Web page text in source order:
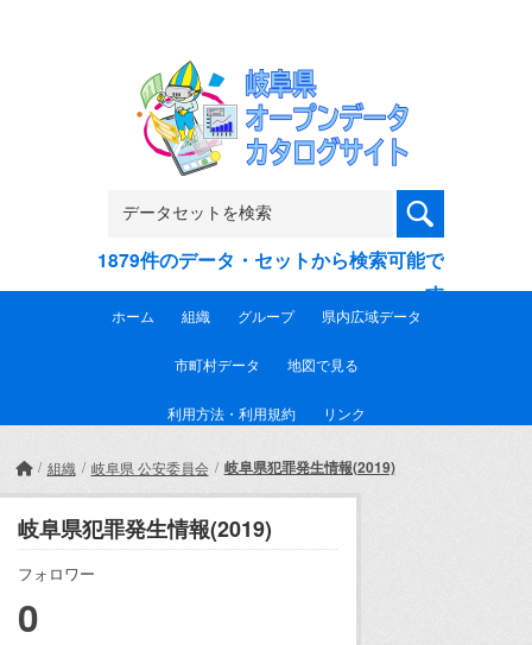
1879件のデータ・セットから検索可能で
す
ホーム 組織 グループ 県内広域データ
市町村データ 地図で見る
利用方法・利用規約 リンク
組織 岐阜県 公安委員会 岐阜県犯罪発生情報(2019)
岐阜県犯罪発生情報(2019)
フォロワー
0